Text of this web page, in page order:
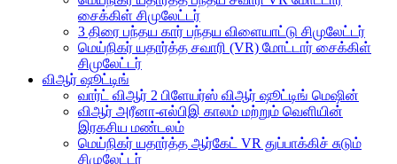
சைக்கிள் சிமுலேட்டர்
3 திரை பந்தய கார் பந்தய விளையாட்டு சிமுலேட்டர்
மெய்நிகர் யதார்த்த சவாரி (VR) மோட்டார் சைக்கிள்
சிமுலேட்டர்
விஆர் ஷூட்டிங்
வார்ட் விஆர் 2 பிளேயர்ஸ் விஆர் ஷூட்டிங் மெஷின்
விஆர் அரீனா-எல்பிஇ காலம் மற்றும் வெளியின்
இரகசிய மண்டலம்
மெய்நிகர் யதார்த்த ஆர்கேட் VR துப்பாக்கிச் சுடும்
சிமுலேட்டர்